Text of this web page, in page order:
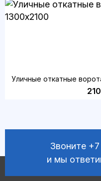
Уличные откатные
Звоните
и мы